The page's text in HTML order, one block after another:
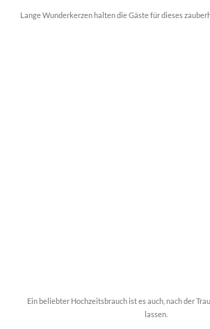
Lange Wunderkerzen halten die Gäste für dieses
Ein beliebter Hochzeitsbrauch ist es auch, nach der
lassen.